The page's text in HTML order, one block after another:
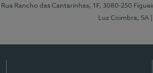
| Rua Rancho das Cantarinhas, 1F, 3080-250
Luz Coimbra, SA